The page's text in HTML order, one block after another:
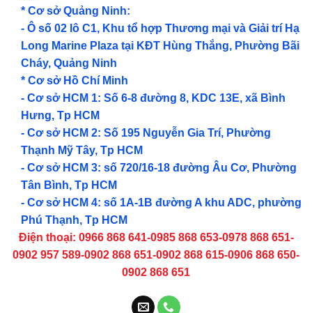
* Cơ sở Quảng Ninh:
- Ô số 02 lô C1, Khu tổ hợp Thương mại và Giải trí Hạ
Long Marine Plaza tại KĐT Hùng Thắng, Phường Bãi
Cháy, Quảng Ninh
* Cơ sở Hồ Chí Minh
- Cơ sở HCM 1: Số 6-8 đường 8, KDC 13E, xã Bình
Hưng, Tp HCM
- Cơ sở HCM 2: Số 195 Nguyễn Gia Trí, Phường
Thạnh Mỹ Tây, Tp HCM
- Cơ sở HCM 3: số 720/16-18 đường Âu Cơ, Phường
Tân Bình, Tp HCM
- Cơ sở HCM 4: số 1A-1B đường A khu ADC, phường
Phú Thạnh, Tp HCM
Điện thoại: 0966 868 641-0985 868 653-0978 868 651-
0902 957 589-0902 868 651-0902 868 615-0906 868 650-
0902 868 651